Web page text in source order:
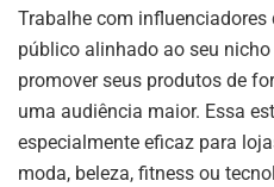
Trabalhe com
público alinhado ao seu
promover seus produtos de
uma audiência maior. Essa
especialmente eficaz para
moda, beleza, fitness ou